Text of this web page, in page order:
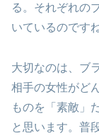
る。それぞれの
いているのですね
大切なのは、ブ
相手の女性がど
ものを「素敵」
と思います。普